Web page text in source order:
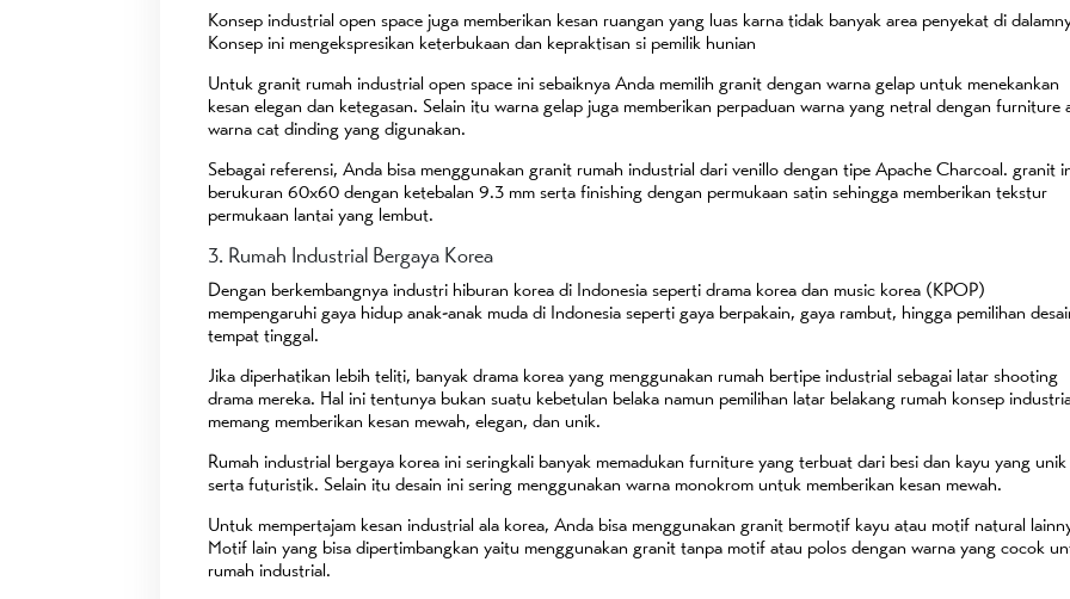
Konsep industrial open space juga memberikan kesan ruangan yang luas karna tidak banyak area penyekat di
Konsep ini mengekspresikan keterbukaan dan kepraktisan si pemilik hunian
Untuk granit rumah industrial open space ini sebaiknya Anda memilih granit dengan warna gelap untuk menekankan
kesan elegan dan ketegasan. Selain itu warna gelap juga memberikan perpaduan warna yang netral dengan furniture
warna cat dinding yang digunakan.
Sebagai referensi, Anda bisa menggunakan granit rumah industrial dari venillo dengan tipe Apache Charcoal. granit
berukuran 60x60 dengan ketebalan 9.3 mm serta finishing dengan permukaan satin sehingga memberikan tekstur
permukaan lantai yang lembut.
3. Rumah Industrial Bergaya Korea
Dengan berkembangnya industri hiburan korea di Indonesia seperti drama korea dan music korea (KPOP)
mempengaruhi gaya hidup anak-anak muda di Indonesia seperti gaya berpakain, gaya rambut, hingga pemilihan
tempat tinggal.
Jika diperhatikan lebih teliti, banyak drama korea yang menggunakan rumah bertipe industrial sebagai latar shooting
drama mereka. Hal ini tentunya bukan suatu kebetulan belaka namun pemilihan latar belakang rumah konsep
memang memberikan kesan mewah, elegan, dan unik.
Rumah industrial bergaya korea ini seringkali banyak memadukan furniture yang terbuat dari besi dan kayu yang unik
serta futuristik. Selain itu desain ini sering menggunakan warna monokrom untuk memberikan kesan mewah.
Untuk mempertajam kesan industrial ala korea, Anda bisa menggunakan granit bermotif kayu atau motif natural
Motif lain yang bisa dipertimbangkan yaitu menggunakan granit tanpa motif atau polos dengan warna yang cocok
rumah industrial.